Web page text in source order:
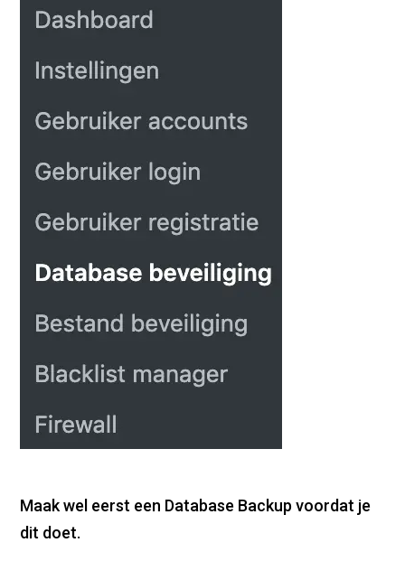
Maak wel eerst een Database Backup voordat je
dit doet.